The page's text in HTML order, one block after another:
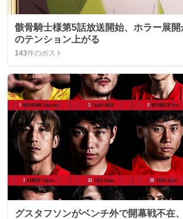
骸骨騎士様第5話放送開始、ホラー展
のテンション上がる
143件のポスト
グスタフソンがベンチ外で開幕戦不在